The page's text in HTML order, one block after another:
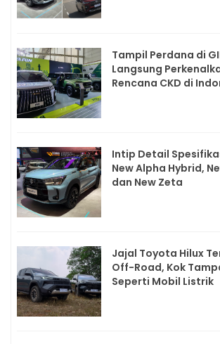
Tampil Perdana di
Langsung
Rencana CKD di
Intip Detail
New Alpha Hybrid,
dan New Zeta
Jajal Toyota Hilux
Off-Road, Kok
Seperti Mobil Listrik